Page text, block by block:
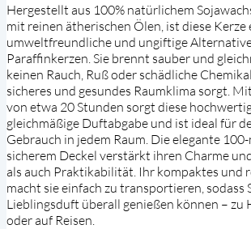
Hergestellt aus 100% natürlichem
mit reinen ätherischen Ölen, ist diese Kerze
umweltfreundliche und ungiftige
Paraffinkerzen. Sie brennt sauber und
keinen Rauch, Ruß oder schädliche
sicheres und gesundes Raumklima sorgt.
von etwa 20 Stunden sorgt diese
gleichmäßige Duftabgabe und ist ideal für
Gebrauch in jedem Raum. Die elegante
sicherem Deckel verstärkt ihren Charme
als auch Praktikabilität. Ihr kompaktes und
macht sie einfach zu transportieren, sodass
Lieblingsduft überall genießen können – zu
oder auf Reisen.